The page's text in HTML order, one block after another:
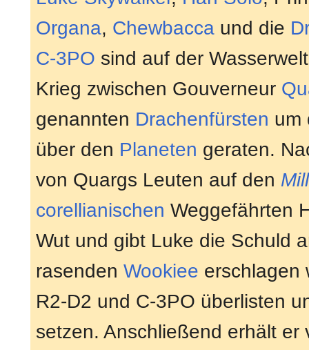
Organa, Chewbacca und die
C-3PO sind auf der
Krieg zwischen Gouverneur
genannten Drachenfürsten um
über den Planeten geraten.
von Quargs Leuten auf den
corellianischen Weggefährten
Wut und gibt Luke die Schuld
rasenden Wookiee erschlagen
R2-D2 und C-3PO überlisten
setzen. Anschließend erhält